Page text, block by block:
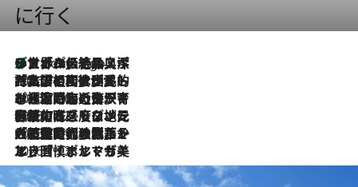
に行く
8 Hours Ago
リスボンの絶品スイーツ「パステル・デ・ナタ」とは？ポルトガル伝統の奥深い世界へ
2026.7.27
「私の祖国はポルトガル語です」国民的詩人フェルナンド・ペソアと、彼が愛した文学の街を歩く
2026.7.26
ポルトガル近海が育む極上の海の幸。キリリと冷えた白ワインと愉しむ、シーフード専門店の贅沢
2026.7.22
伝統の味をモダンに昇華。高感度な地元客が集う、リスボンの最旬ガストロノミー
2026.7.21
大航海時代の栄華から、震災、独裁、そして革命へ。ポルトガル・首都リスボンの石畳に刻まれた「歴史の光と影」
2026.7.13
エッセイ・ヤマザキマリ「慎ましくも美しき国 ポルトガル」